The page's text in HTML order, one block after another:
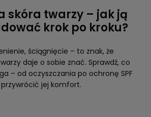
skóra twarzy – jak ją
krok po kroku?
ściągnięcie – to znak, że
daje o sobie znać. Sprawdź, co
– od oczyszczania po ochronę SPF
jej komfort.